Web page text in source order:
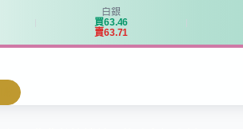
白銀
買63.46
賣63.71